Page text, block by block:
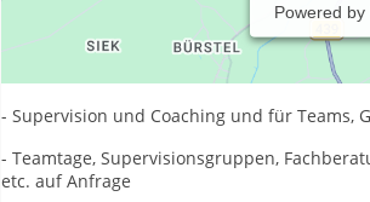
Powered by
- Systemische Therapie und Beratung für
- Supervision und Coaching und für Teams,
- Teamtage, Supervisionsgruppen,
etc. auf Anfrage